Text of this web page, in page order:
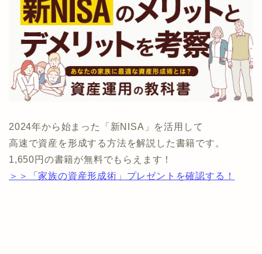
2024年から始まった「新NISA」を活用して
高速で資産を形成する方法を解説した書籍です。
1,650円の書籍が無料でもらえます！
＞＞「家族の資産形成術」プレゼントを確認する！